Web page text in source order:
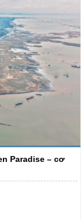
Paradise – cơ